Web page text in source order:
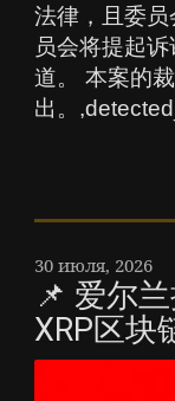
法律，且委
员会将提起
道。 本案的
出。
30 июля, 2026
📌 爱尔
XRP区块